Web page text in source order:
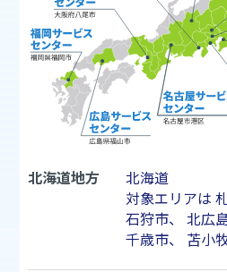
北海道地方
北海道
対象エリアは
石狩市、 北広
千歳市、 苫小